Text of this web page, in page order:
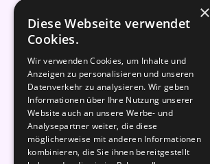
Petrick
Das Team
Preise
Leistungen
Pflege
Lage
Küche
×
Diese Webseite verwendet
Cookies.
Wir verwenden Cookies, um Inhalte und
Anzeigen zu personalisieren und unseren
Datenverkehr zu analysieren. Wir geben
Informationen über Ihre Nutzung unserer
Website auch an unsere Werbe- und
Analysepartner weiter, die diese
möglicherweise mit anderen Informationen
kombinieren, die Sie ihnen bereitgestellt